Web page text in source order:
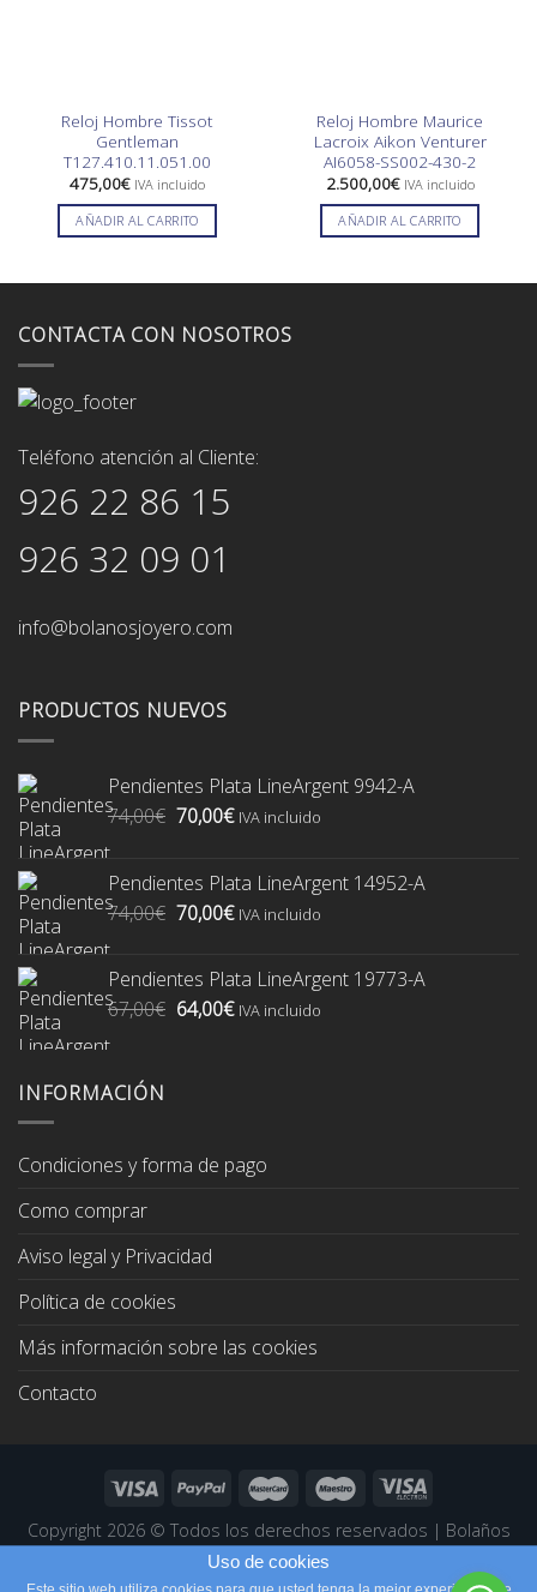
Reloj Hombre Tissot
Gentleman
T127.410.11.051.00
475,00€ IVA incluido
AÑADIR AL CARRITO
Reloj Hombre Maurice
Lacroix Aikon Venturer
AI6058-SS002-430-2
2.500,00€ IVA incluido
AÑADIR AL CARRITO
CONTACTA CON NOSOTROS
Teléfono atención al Cliente:
926 22 86 15
926 32 09 01
info@bolanosjoyero.com
PRODUCTOS NUEVOS
Pendientes Plata LineArgent 9942-A
74,00€ El
era:
74,00€.
70,00€El
es:
70,00€.
IVA incluido
Pendientes Plata LineArgent 14952-A
74,00€ El
era:
74,00€.
70,00€El
es:
70,00€.
IVA incluido
Pendientes Plata LineArgent 19773-A
67,00€ El
64,00€ElIVA incluido
INFORMACIÓN
Condiciones y forma de pago
Como comprar
Aviso legal y Privacidad
Política de cookies
Más información sobre las cookies
Contacto
Copyright 2026 © Todos los derechos reservados | Bolaños
Páginas Web Profesionales
Uso de cookies